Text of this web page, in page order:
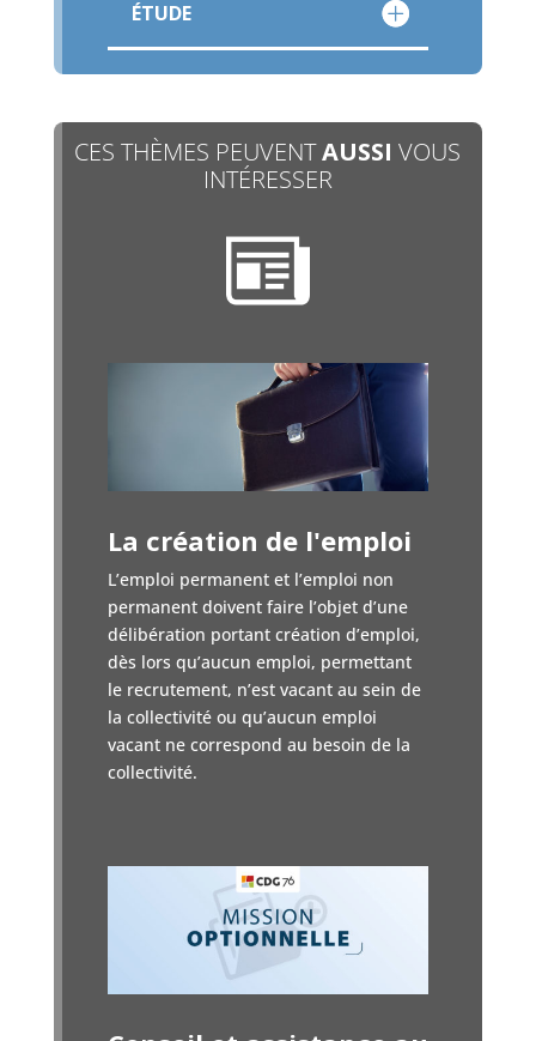
ÉTUDE
CES THÈMES PEUVENTAUSSI VOUS
INTÉRESSER
La création de l'emploi
L’emploi permanent et l’emploi non
permanent doivent faire l’objet d’une
délibération portant création d’emploi,
dès lors qu’aucun emploi, permettant
le recrutement, n’est vacant au sein de
la collectivité ou qu’aucun emploi
vacant ne correspond au besoin de la
collectivité.